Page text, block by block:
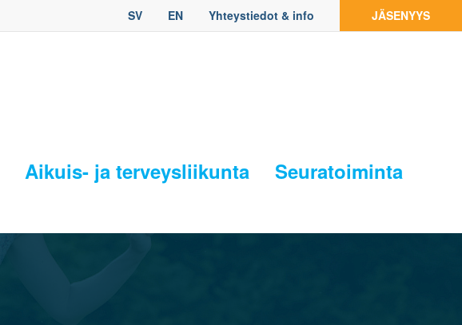
SV EN Yhteystiedot & info JÄSENYYS
Aikuis- ja terveysliikunta
Seuratoiminta